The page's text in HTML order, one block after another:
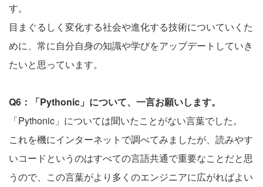
す。
目まぐるしく変化する社会や進化する技術についていくた
めに、常に自分自身の知識や学びをアップデートしていき
たいと思っています。
Q6：「Pythonic」について、一言お願いします。
「Pythonic」については聞いたことがない言葉でした。
これを機にインターネットで調べてみましたが、読みやす
いコードというのはすべての言語共通で重要なことだと思
うので、この言葉がより多くのエンジニアに広がればよい